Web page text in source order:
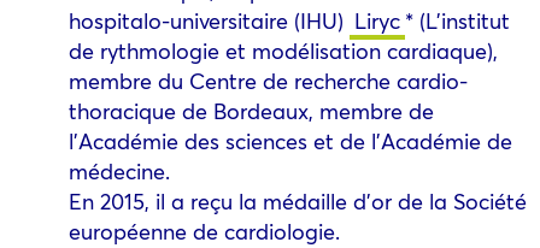
hospitalo-universitaire (IHU) Liryc * (L’institut
de rythmologie et modélisation cardiaque),
membre du Centre de recherche cardio-
thoracique de Bordeaux, membre de
l’Académie des sciences et de l’Académie de
médecine.
En 2015, il a reçu la médaille d’or de la Société
européenne de cardiologie.